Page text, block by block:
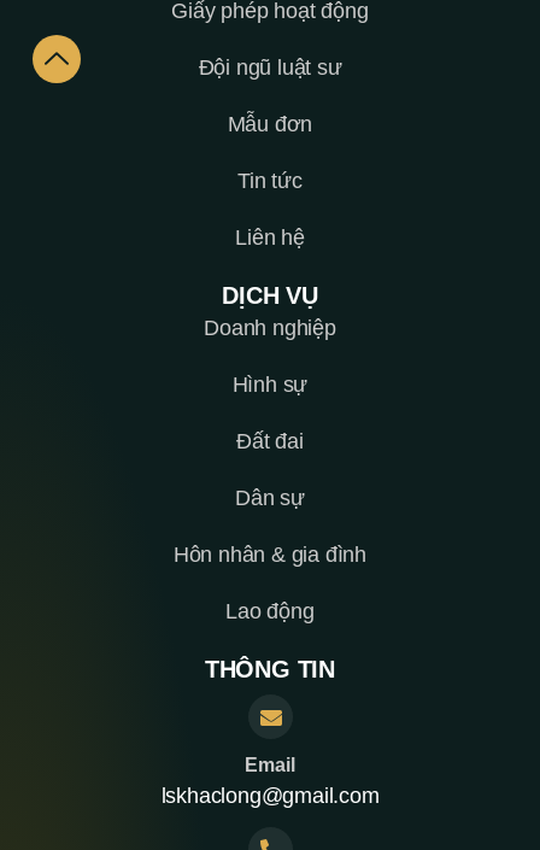
Giấy phép hoạt động
Đội ngũ luật sư
Mẫu đơn
Tin tức
Liên hệ
DỊCH VỤ
Doanh nghiệp
Hình sự
Đất đai
Dân sự
Hôn nhân & gia đình
Lao động
THÔNG TIN
Email
lskhaclong@gmail.com